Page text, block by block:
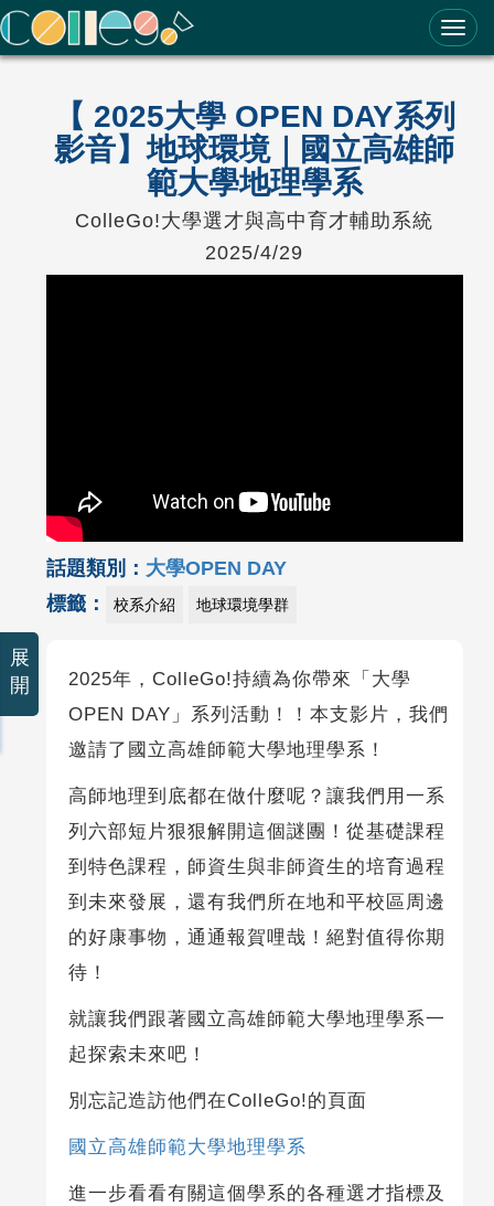
ColleGo! 大學選才與高中育才輔助系統
【 2025大學 OPEN DAY系列
影音】地球環境｜國立高雄師
範大學地理學系
ColleGo!大學選才與高中育才輔助系統
2025/4/29
話題類別： 大學OPEN DAY
標籤：
校系介紹 地球環境學群
2025年，ColleGo!持續為你帶來「大學
OPEN DAY」系列活動！！本支影片，我們
邀請了國立高雄師範大學地理學系！
高師地理到底都在做什麼呢？讓我們用一系
列六部短片狠狠解開這個謎團！從基礎課程
到特色課程，師資生與非師資生的培育過程
到未來發展，還有我們所在地和平校區周邊
的好康事物，通通報賀哩哉！絕對值得你期
待！
就讓我們跟著國立高雄師範大學地理學系一
起探索未來吧！
別忘記造訪他們在ColleGo!的頁面
國立高雄師範大學地理學系
進一步看看有關這個學系的各種選才指標及
展
開